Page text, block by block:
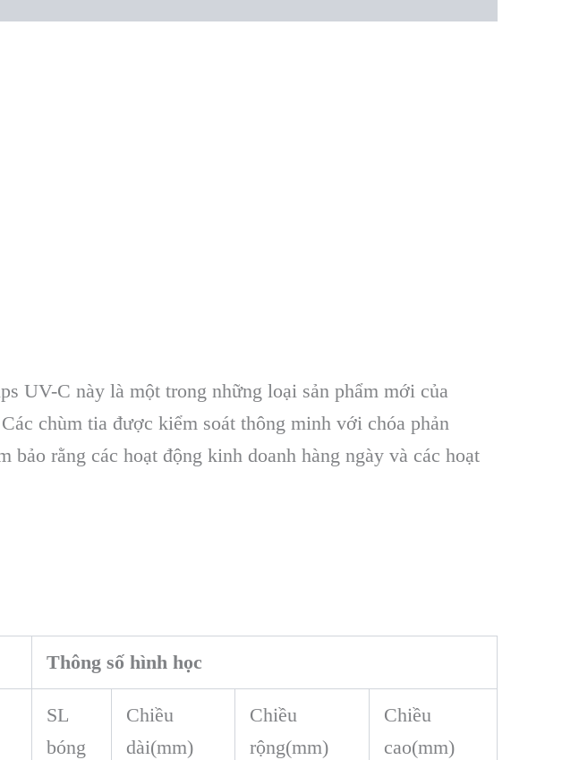
UV-C này là một trong những loại sản phẩm mới của
chùm tia được kiểm soát thông minh với chóa phản
rằng các hoạt động kinh doanh hàng ngày và các hoạt
Thông số hình học
SL
bóng
Chiều
dài(mm)
Chiều
rộng(mm)
Chiều
cao(mm)